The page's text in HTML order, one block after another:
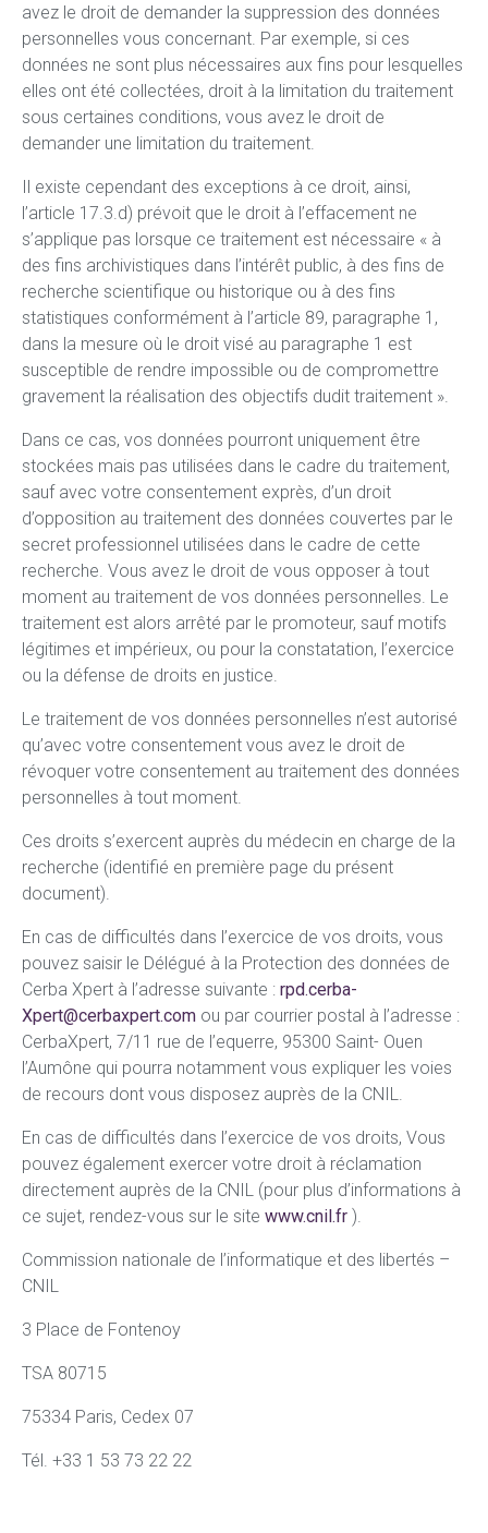
avez le droit de demander la suppression des données
personnelles vous concernant. Par exemple, si ces
données ne sont plus nécessaires aux fins pour lesquelles
elles ont été collectées, droit à la limitation du traitement
sous certaines conditions, vous avez le droit de
demander une limitation du traitement.
Il existe cependant des exceptions à ce droit, ainsi,
l’article 17.3.d) prévoit que le droit à l’effacement ne
s’applique pas lorsque ce traitement est nécessaire « à
des fins archivistiques dans l’intérêt public, à des fins de
recherche scientifique ou historique ou à des fins
statistiques conformément à l’article 89, paragraphe 1,
dans la mesure où le droit visé au paragraphe 1 est
susceptible de rendre impossible ou de compromettre
gravement la réalisation des objectifs dudit traitement ».
Dans ce cas, vos données pourront uniquement être
stockées mais pas utilisées dans le cadre du traitement,
sauf avec votre consentement exprès, d’un droit
d’opposition au traitement des données couvertes par le
secret professionnel utilisées dans le cadre de cette
recherche. Vous avez le droit de vous opposer à tout
moment au traitement de vos données personnelles. Le
traitement est alors arrêté par le promoteur, sauf motifs
légitimes et impérieux, ou pour la constatation, l’exercice
ou la défense de droits en justice.
Le traitement de vos données personnelles n’est autorisé
qu’avec votre consentement vous avez le droit de
révoquer votre consentement au traitement des données
personnelles à tout moment.
Ces droits s’exercent auprès du médecin en charge de la
recherche (identifié en première page du présent
document).
En cas de difficultés dans l’exercice de vos droits, vous
pouvez saisir le Délégué à la Protection des données de
Cerba Xpert à l’adresse suivante : rpd.cerba-
Xpert@cerbaxpert.com ou par courrier postal à l’adresse :
CerbaXpert, 7/11 rue de l’equerre, 95300 Saint- Ouen
l’Aumône qui pourra notamment vous expliquer les voies
de recours dont vous disposez auprès de la CNIL.
En cas de difficultés dans l’exercice de vos droits, Vous
pouvez également exercer votre droit à réclamation
directement auprès de la CNIL (pour plus d’informations à
ce sujet, rendez-vous sur le site www.cnil.fr ).
Commission nationale de l’informatique et des libertés –
CNIL
3 Place de Fontenoy
TSA 80715
75334 Paris, Cedex 07
Tél. +33 1 53 73 22 22